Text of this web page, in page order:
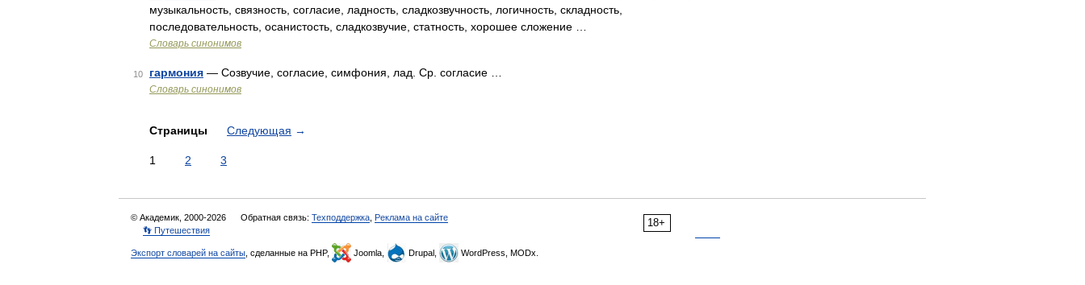
музыкальность, связность, согласие, ладность, сладкозвучность, логичность, складность,
последовательность, осанистость, сладкозвучие, статность, хорошее сложение …
Словарь синонимов
10 гармония — Созвучие, согласие, симфония, лад. Ср. согласие …
Словарь синонимов
Страницы Следующая →
1 2 3
18+
© Академик, 2000-2026 Обратная связь: Техподдержка Реклама на сайте
👣 Путешествия
Экспорт словарей на сайты , сделанные на PHP, Joomla, Drupal, WordPress, MODx.